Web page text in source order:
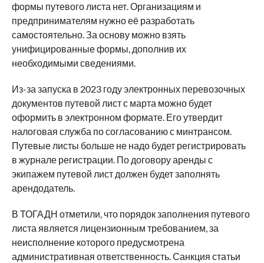
формы путевого листа нет. Организациям и
предпринимателям нужно её разработать
самостоятельно. За основу можно взять
унифицированные формы, дополнив их
необходимыми сведениями.
Из-за запуска в 2023 году электронных перевозочных
документов путевой лист с марта можно будет
оформить в электронном формате. Его утвердит
налоговая служба по согласованию с минтрансом.
Путевые листы больше не надо будет регистрировать
в журнале регистрации. По договору аренды с
экипажем путевой лист должен будет заполнять
арендодатель.
В ТОГАДН отметили, что порядок заполнения путевого
листа является лицензионным требованием, за
неисполнение которого предусмотрена
административная ответственность. Санкция статьи